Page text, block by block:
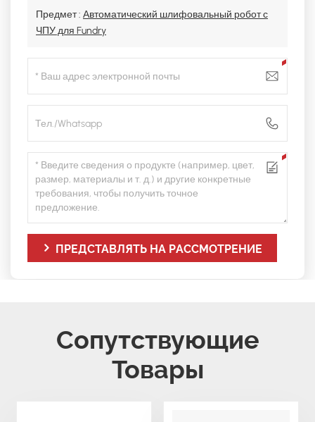
Предмет : Автоматический шлифовальный робот с
ЧПУ для Fundry
ПРЕДСТАВЛЯТЬ НА РАССМОТРЕНИЕ
Сопутствующие
Товары